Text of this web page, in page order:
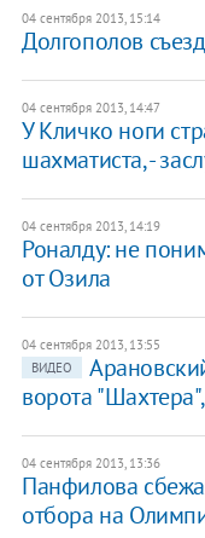
04 сентября 2013, 15:14
Долгополов
04 сентября 2013, 14:47
У Кличко ноги
шахматиста, -
04 сентября 2013, 14:19
Роналду: не
от Озила
04 сентября 2013, 13:55
ВИДЕО
ворота
04 сентября 2013, 13:36
Панфилова
отбора на